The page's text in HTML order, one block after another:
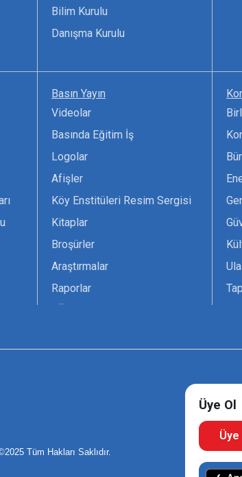
Bilim Kurulu
Danışma Kurulu
Basın Yayın
Videolar
Basında Eğitim İş
Logolar
Afişler
Köy Enstitüleri Resim Sergisi
Kitaplar
Broşürler
Araştırmalar
Raporlar
Pankartlar
Tüm Hakları Saklıdır.
Üye Ol
Üye